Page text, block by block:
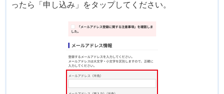
ったら「申し込み」をタップしてください。